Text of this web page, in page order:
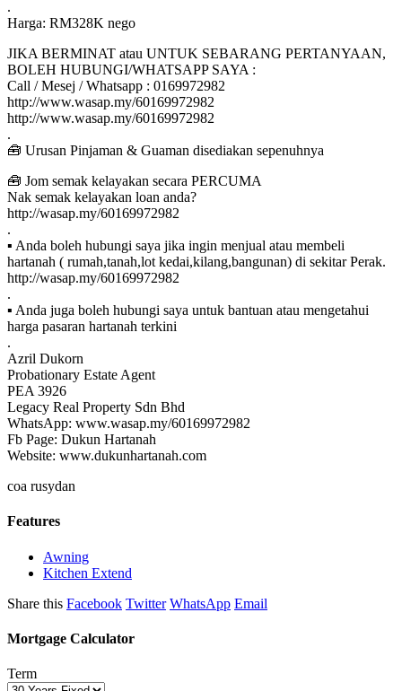
.
Harga: RM328K nego
JIKA BERMINAT atau UNTUK SEBARANG PERTANYAAN,
BOLEH HUBUNGI/WHATSAPP SAYA :
Call / Mesej / Whatsapp : 0169972982
http://www.wasap.my/60169972982
http://www.wasap.my/60169972982
.
🧰 Urusan Pinjaman & Guaman disediakan sepenuhnya
🧰 Jom semak kelayakan secara PERCUMA
Nak semak kelayakan loan anda?
http://wasap.my/60169972982
.
▪ Anda boleh hubungi saya jika ingin menjual atau membeli
hartanah ( rumah,tanah,lot kedai,kilang,bangunan) di sekitar Perak.
http://wasap.my/60169972982
.
▪ Anda juga boleh hubungi saya untuk bantuan atau mengetahui
harga pasaran hartanah terkini
.
Azril Dukorn
Probationary Estate Agent
PEA 3926
Legacy Real Property Sdn Bhd
WhatsApp: www.wasap.my/60169972982
Fb Page: Dukun Hartanah
Website: www.dukunhartanah.com
coa rusydan
Features
Awning
Kitchen Extend
Share this Facebook Twitter WhatsApp Email
Mortgage Calculator
Term